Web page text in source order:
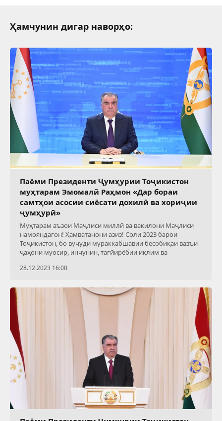
Ҳамчунин дигар наворҳо:
Паёми Президенти Ҷумҳурии Тоҷикистон
муҳтарам Эмомалӣ Раҳмон «Дар бораи
самтҳои асосии сиёсати дохилӣ ва хориҷии
ҷумҳурӣ»
Муҳтарам аъзои Маҷлиси миллӣ ва вакилони Маҷлиси
намояндагон! Ҳамватанони азиз! Соли 2023 барои
Тоҷикистон, бо вуҷуди мураккабшавии бесобиқаи вазъи
ҷаҳони муосир, инчунин, тағйирёбии иқлим ва
28.12.2023 16:00